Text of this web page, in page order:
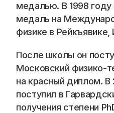
Docs
COMMUNITY
Join
медалью. В 1998 году
медаль на
физике в Рейкъявике,
После школы он
Московский физико-
на красный диплом.
поступил в
получения степени